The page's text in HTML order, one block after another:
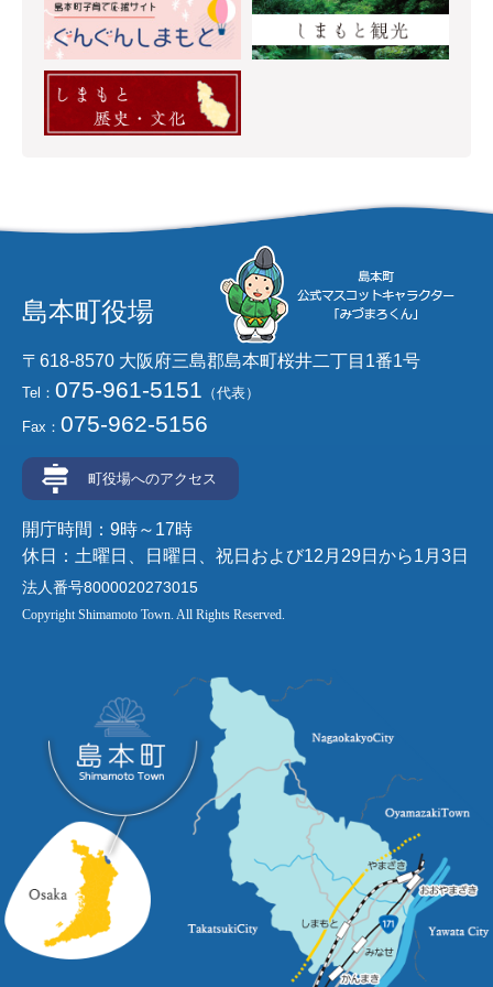
島本町役場
〒618-8570 大阪府三島郡島本町桜井二丁目1番1号
Tel： 075-961-5151 （代表）
Fax： 075-962-5156
町役場へのアクセス
開庁時間：9時～17時
休日：土曜日、日曜日、祝日および12月29日から1月3日
法人番号8000020273015
Copyright Shimamoto Town. All Rights Reserved.